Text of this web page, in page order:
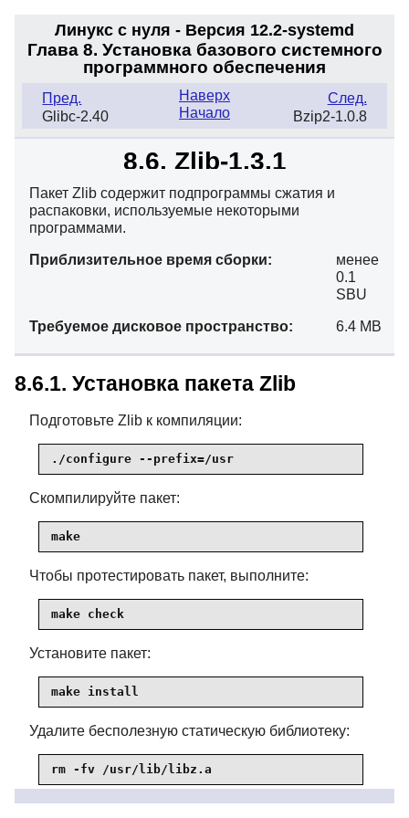
Линукс с нуля - Версия 12.2-systemd
Глава 8. Установка базового системного
программного обеспечения
Пред.
Glibc-2.40
След.
Bzip2-1.0.8
Наверх
Начало
8.6. Zlib-1.3.1
Пакет Zlib содержит подпрограммы сжатия и
распаковки, используемые некоторыми
программами.
Приблизительное время сборки:
менее
0.1
SBU
Требуемое дисковое пространство: 6.4 MB
8.6.1. Установка пакета Zlib
Подготовьте Zlib к компиляции:
./configure --prefix=/usr
Скомпилируйте пакет:
make
Чтобы протестировать пакет, выполните:
make check
Установите пакет:
make install
Удалите бесполезную статическую библиотеку:
rm -fv /usr/lib/libz.a